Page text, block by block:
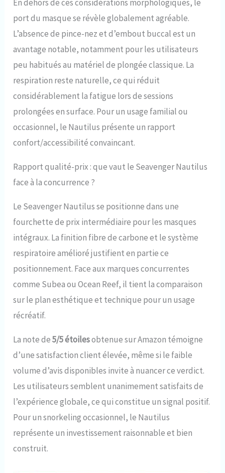
En dehors de ces considérations morphologiques, le
port du masque se révèle globalement agréable.
L’absence de pince-nez et d’embout buccal est un
avantage notable, notamment pour les utilisateurs
peu habitués au matériel de plongée classique. La
respiration reste naturelle, ce qui réduit
considérablement la fatigue lors de sessions
prolongées en surface. Pour un usage familial ou
occasionnel, le Nautilus présente un rapport
confort/accessibilité convaincant.
Rapport qualité-prix : que vaut le Seavenger Nautilus
face à la concurrence ?
Le Seavenger Nautilus se positionne dans une
fourchette de prix intermédiaire pour les masques
intégraux. La finition fibre de carbone et le système
respiratoire amélioré justifient en partie ce
positionnement. Face aux marques concurrentes
comme Subea ou Ocean Reef, il tient la comparaison
sur le plan esthétique et technique pour un usage
récréatif.
La note de5/5 étoilesobtenue sur Amazon témoigne
d’une satisfaction client élevée, même si le faible
volume d’avis disponibles invite à nuancer ce verdict.
Les utilisateurs semblent unanimement satisfaits de
l’expérience globale, ce qui constitue un signal positif.
Pour un snorkeling occasionnel, le Nautilus
représente un investissement raisonnable et bien
construit.